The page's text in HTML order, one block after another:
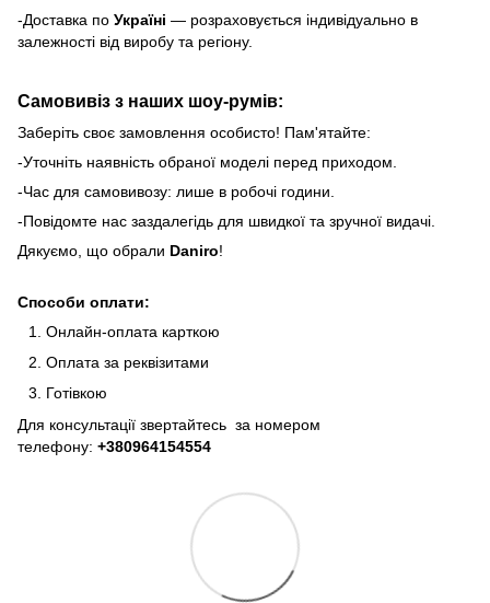
-Доставка по Україні — розраховується індивідуально в
залежності від виробу та регіону.
Самовивіз з наших шоу-румів:
Заберіть своє замовлення особисто! Пам'ятайте:
-Уточніть наявність обраної моделі перед приходом.
-Час для самовивозу: лише в робочі години.
-Повідомте нас заздалегідь для швидкої та зручної видачі.
Дякуємо, що обрали Daniro!
Способи оплати:
Онлайн-оплата карткою
Оплата за реквізитами
Готівкою
Для консультації звертайтесь за номером
телефону: +380964154554